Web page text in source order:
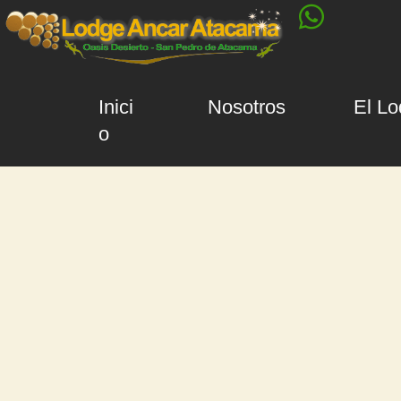
Inici
o
Nosotros El